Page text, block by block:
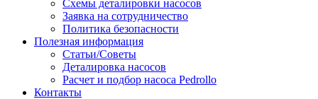
Схемы деталировки насосов
Заявка на сотрудничество
Политика безопасности
Полезная информация
Статьи/Советы
Деталировка насосов
Расчет и подбор насоса Pedrollo
Контакты